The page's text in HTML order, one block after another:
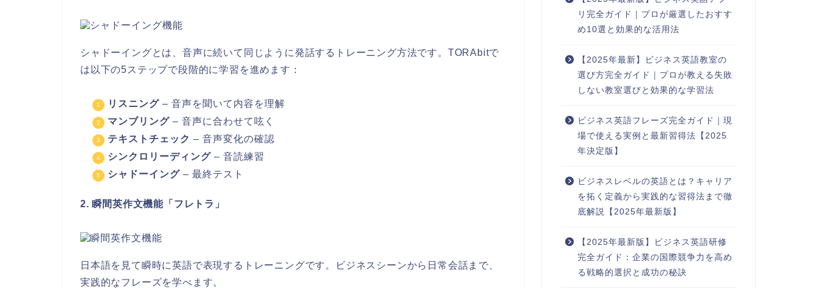
シャドーイングとは、音声に続いて同じように発話するトレーニング方法です。TORAbitで
は以下の5ステップで段階的に学習を進めます：
リスニング – 音声を聞いて内容を理解
マンブリング – 音声に合わせて呟く
テキストチェック – 音声変化の確認
シンクロリーディング – 音読練習
シャドーイング – 最終テスト
2. 瞬間英作文機能「フレトラ」
日本語を見て瞬時に英語で表現するトレーニングです。ビジネスシーンから日常会話まで、
実践的なフレーズを学べます。
リ完全ガイド｜プロが厳選したおすす
め10選と効果的な活用法
【2025年最新】ビジネス英語教室の
選び方完全ガイド｜プロが教える失敗
しない教室選びと効果的な学習法
ビジネス英語フレーズ完全ガイド｜現
場で使える実例と最新習得法【2025
年決定版】
ビジネスレベルの英語とは？キャリア
を拓く定義から実践的な習得法まで徹
底解説【2025年最新版】
【2025年最新版】ビジネス英語研修
完全ガイド：企業の国際競争力を高め
る戦略的選択と成功の秘訣